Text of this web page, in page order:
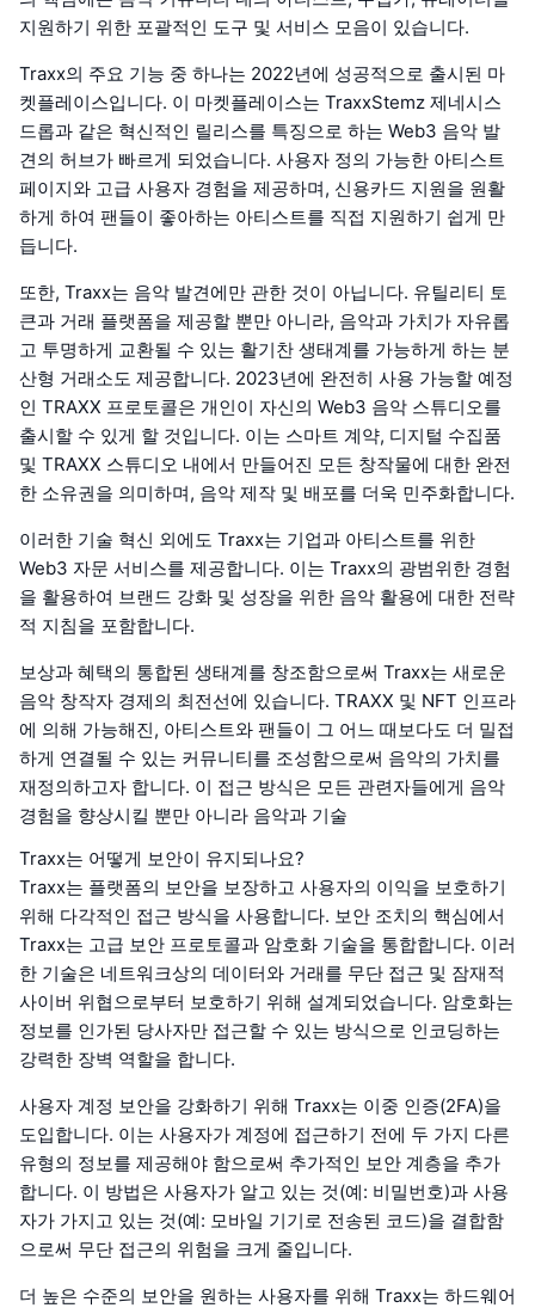
지원하기 위한 포괄적인 도구 및 서비스 모음이 있습니다.
Traxx의 주요 기능 중 하나는 2022년에 성공적으로 출시된 마
켓플레이스입니다. 이 마켓플레이스는 TraxxStemz 제네시스
드롭과 같은 혁신적인 릴리스를 특징으로 하는 Web3 음악 발
견의 허브가 빠르게 되었습니다. 사용자 정의 가능한 아티스트
페이지와 고급 사용자 경험을 제공하며, 신용카드 지원을 원활
하게 하여 팬들이 좋아하는 아티스트를 직접 지원하기 쉽게 만
듭니다.
또한, Traxx는 음악 발견에만 관한 것이 아닙니다. 유틸리티 토
큰과 거래 플랫폼을 제공할 뿐만 아니라, 음악과 가치가 자유롭
고 투명하게 교환될 수 있는 활기찬 생태계를 가능하게 하는 분
산형 거래소도 제공합니다. 2023년에 완전히 사용 가능할 예정
인 TRAXX 프로토콜은 개인이 자신의 Web3 음악 스튜디오를
출시할 수 있게 할 것입니다. 이는 스마트 계약, 디지털 수집품
및 TRAXX 스튜디오 내에서 만들어진 모든 창작물에 대한 완전
한 소유권을 의미하며, 음악 제작 및 배포를 더욱 민주화합니다.
이러한 기술 혁신 외에도 Traxx는 기업과 아티스트를 위한
Web3 자문 서비스를 제공합니다. 이는 Traxx의 광범위한 경험
을 활용하여 브랜드 강화 및 성장을 위한 음악 활용에 대한 전략
적 지침을 포함합니다.
보상과 혜택의 통합된 생태계를 창조함으로써 Traxx는 새로운
음악 창작자 경제의 최전선에 있습니다. TRAXX 및 NFT 인프라
에 의해 가능해진, 아티스트와 팬들이 그 어느 때보다도 더 밀접
하게 연결될 수 있는 커뮤니티를 조성함으로써 음악의 가치를
재정의하고자 합니다. 이 접근 방식은 모든 관련자들에게 음악
경험을 향상시킬 뿐만 아니라 음악과 기술
Traxx는 어떻게 보안이 유지되나요?
Traxx는 플랫폼의 보안을 보장하고 사용자의 이익을 보호하기
위해 다각적인 접근 방식을 사용합니다. 보안 조치의 핵심에서
Traxx는 고급 보안 프로토콜과 암호화 기술을 통합합니다. 이러
한 기술은 네트워크상의 데이터와 거래를 무단 접근 및 잠재적
사이버 위협으로부터 보호하기 위해 설계되었습니다. 암호화는
정보를 인가된 당사자만 접근할 수 있는 방식으로 인코딩하는
강력한 장벽 역할을 합니다.
사용자 계정 보안을 강화하기 위해 Traxx는 이중 인증(2FA)을
도입합니다. 이는 사용자가 계정에 접근하기 전에 두 가지 다른
유형의 정보를 제공해야 함으로써 추가적인 보안 계층을 추가
합니다. 이 방법은 사용자가 알고 있는 것(예: 비밀번호)과 사용
자가 가지고 있는 것(예: 모바일 기기로 전송된 코드)을 결합함
으로써 무단 접근의 위험을 크게 줄입니다.
더 높은 수준의 보안을 원하는 사용자를 위해 Traxx는 하드웨어